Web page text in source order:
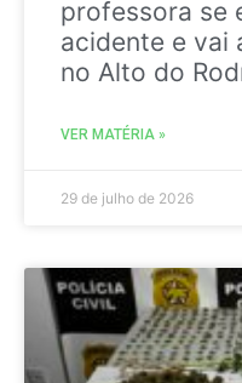
professora se
acidente e vai
no Alto do
VER MATÉRIA »
29 de julho de 2026